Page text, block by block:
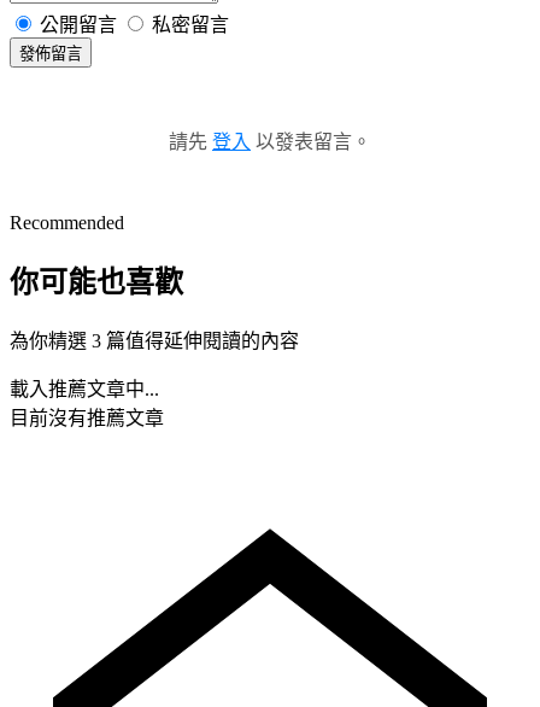
公開留言 私密留言
發佈留言
請先 登入 以發表留言。
Recommended
你可能也喜歡
為你精選 3 篇值得延伸閱讀的內容
載入推薦文章中...
目前沒有推薦文章